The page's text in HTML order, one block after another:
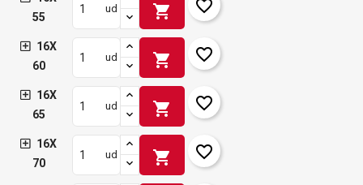
55
ud shopping_cart favorite_border
16X
60
ud shopping_cart favorite_border
16X
65
ud shopping_cart favorite_border
16X
70
ud shopping_cart favorite_border